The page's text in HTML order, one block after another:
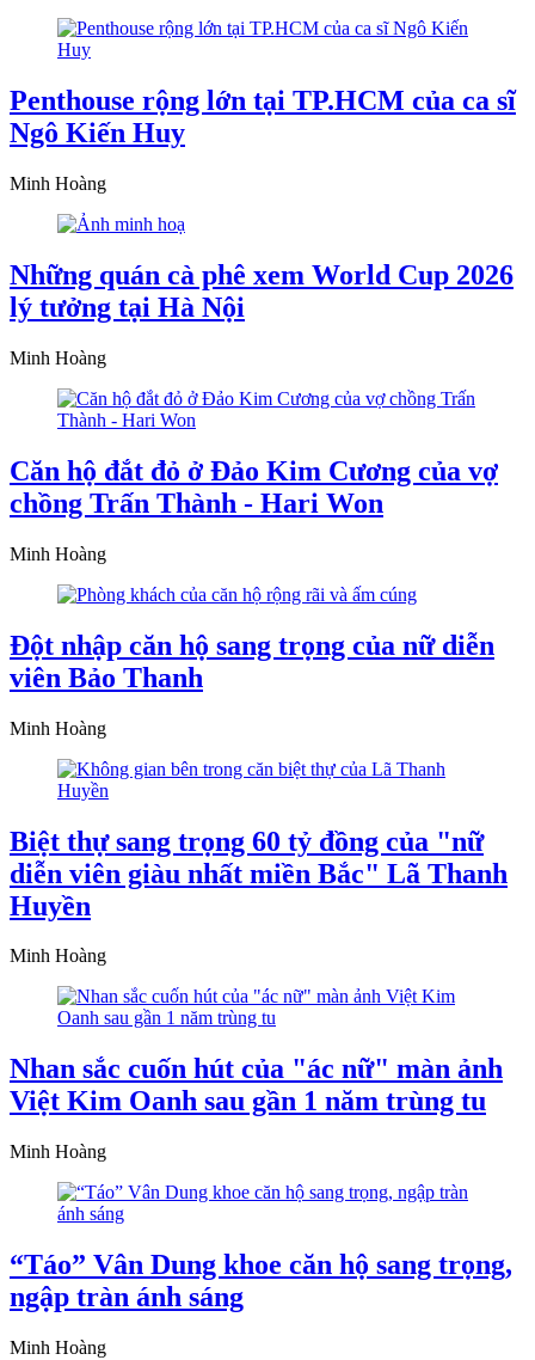
Penthouse rộng lớn tại TP.HCM của ca sĩ
Ngô Kiến Huy
Minh Hoàng
Những quán cà phê xem World Cup 2026
lý tưởng tại Hà Nội
Minh Hoàng
Căn hộ đắt đỏ ở Đảo Kim Cương của vợ
chồng Trấn Thành - Hari Won
Minh Hoàng
Đột nhập căn hộ sang trọng của nữ diễn
viên Bảo Thanh
Minh Hoàng
Biệt thự sang trọng 60 tỷ đồng của "nữ
diễn viên giàu nhất miền Bắc" Lã Thanh
Huyền
Minh Hoàng
Nhan sắc cuốn hút của "ác nữ" màn ảnh
Việt Kim Oanh sau gần 1 năm trùng tu
Minh Hoàng
“Táo” Vân Dung khoe căn hộ sang trọng,
ngập tràn ánh sáng
Minh Hoàng